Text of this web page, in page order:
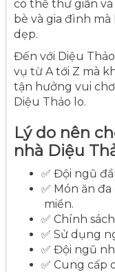
có thể thư giãn
bè và gia đình
dẹp.
Đến với Diệu
vụ từ A tới Z mà
tận hưởng vui
Diệu Thảo lo.
Lý do nên
nhà Diệu
✅ Đội ngũ
✅ Món ăn
miền.
✅ Chính
✅ Sử dụng
✅ Đội ngũ
✅ Cung cấp